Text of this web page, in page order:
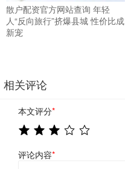
散户配资官方网站查询 年轻
人“反向旅行”挤爆县城 性价比成
新宠
相关评论
本文评分*
评论内容*